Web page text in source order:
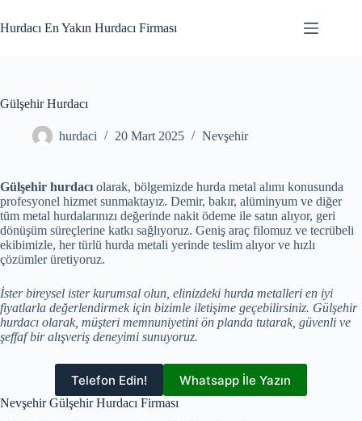
to
content
Hurdacı En Yakın Hurdacı Firması
Gülşehir Hurdacı
hurdaci 20 Mart 2025 Nevşehir
Gülşehir hurdacı olarak, bölgemizde hurda metal alımı konusunda
profesyonel hizmet sunmaktayız. Demir, bakır, alüminyum ve diğer
tüm metal hurdalarınızı değerinde nakit ödeme ile satın alıyor, geri
dönüşüm süreçlerine katkı sağlıyoruz. Geniş araç filomuz ve tecrübeli
ekibimizle, her türlü hurda metali yerinde teslim alıyor ve hızlı
çözümler üretiyoruz.
İster bireysel ister kurumsal olun, elinizdeki hurda metalleri en iyi
fiyatlarla değerlendirmek için bizimle iletişime geçebilirsiniz. Gülşehir
hurdacı olarak, müşteri memnuniyetini ön planda tutarak, güvenli ve
şeffaf bir alışveriş deneyimi sunuyoruz.
Telefon Edin! Whatsapp İle Yazın
Nevşehir Gülşehir Hurdacı Firması